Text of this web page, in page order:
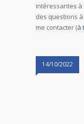
intéressantes à
des questions
me contacter (à
14/10/2022